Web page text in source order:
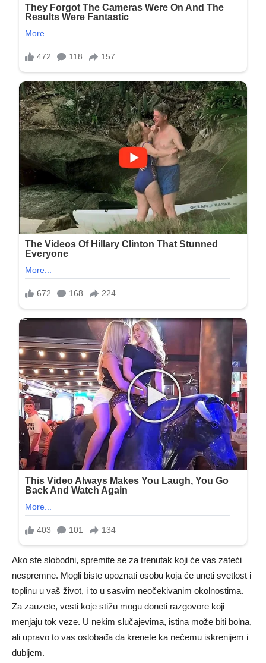
Ako ste slobodni, spremite se za trenutak koji će vas zateći
nespremne. Mogli biste upoznati osobu koja će uneti svetlost i
toplinu u vaš život, i to u sasvim neočekivanim okolnostima.
Za zauzete, vesti koje stižu mogu doneti razgovore koji
menjaju tok veze. U nekim slučajevima, istina može biti bolna,
ali upravo to vas oslobađa da krenete ka nečemu iskrenijem i
dubljem.